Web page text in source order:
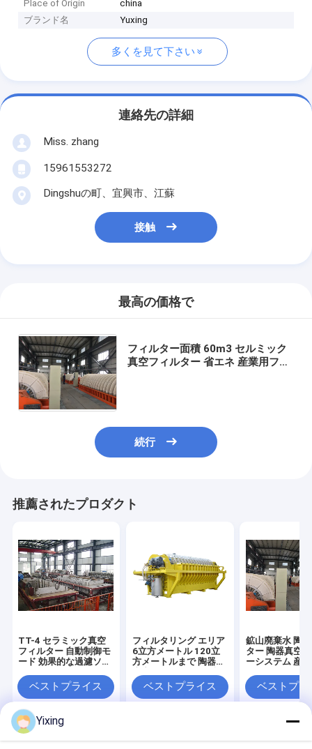
Place of Origin
china
ブランド名
Yuxing
多くを見て下さい
連絡先の詳細
Miss. zhang
15961553272
Dingshuの町、宜興市、江蘇
接触
最高の価格で
フィルター面積 60m3 セルミック
真空フィルター 省エネ 産業用フィ
続行
推薦されたプロダクト
TT-4 セラミック真空
フィルター 自動制御モ
ード 効果的な過濾ソリ
鉱山産業のために開発
ベストプライス
フィルタリング エリア
6立方メートル 120立
方メートルまで 陶器用
備 フィルタリングのた
めに設計された省エネ
システム
ベストプライス
鉱山廃棄水 陶
ター 陶器真空
ーシステム 産
フィルタを便利
ベストプラ
ホーム 企業情報 お問い合わせ Desktop Site
Yixing